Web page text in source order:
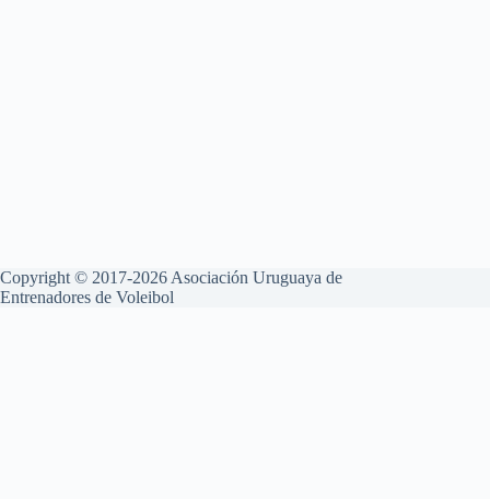
Copyright © 2017-2026 Asociación Uruguaya de
Entrenadores de Voleibol